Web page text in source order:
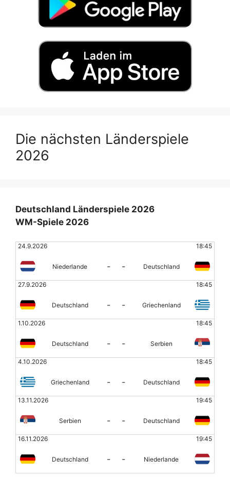
Die nächsten Länderspiele
2026
Deutschland Länderspiele 2026
WM-Spiele 2026
24.9.2026 18:45
Niederlande - - Deutschland
27.9.2026 18:45
Deutschland - - Griechenland
1.10.2026 18:45
Deutschland - - Serbien
4.10.2026 18:45
Griechenland - - Deutschland
13.11.2026 19:45
Serbien - - Deutschland
16.11.2026 19:45
Deutschland - - Niederlande